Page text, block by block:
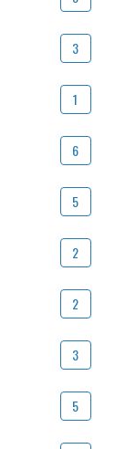
3
1
6
5
2
2
3
5